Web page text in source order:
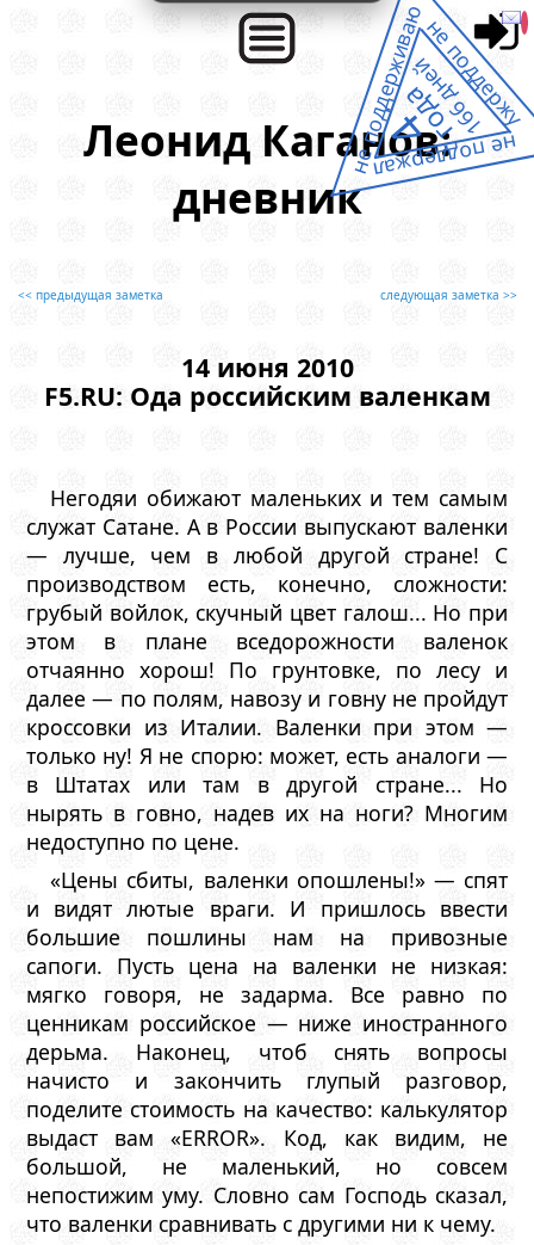
Леонид Каганов:
дневник
<< предыдущая заметка следующая заметка >>
14 июня 2010
F5.RU: Ода российским валенкам
Негодяи обижают маленьких и тем самым
служат Сатане. А в России выпускают валенки
— лучше, чем в любой другой стране! С
производством есть, конечно, сложности:
грубый войлок, скучный цвет галош... Но при
этом в плане вседорожности валенок
отчаянно хорош! По грунтовке, по лесу и
далее — по полям, навозу и говну не пройдут
кроссовки из Италии. Валенки при этом —
только ну! Я не спорю: может, есть аналоги —
в Штатах или там в другой стране... Но
нырять в говно, надев их на ноги? Многим
недоступно по цене.
«Цены сбиты, валенки опошлены!» — спят
и видят лютые враги. И пришлось ввести
большие пошлины нам на привозные
сапоги. Пусть цена на валенки не низкая:
мягко говоря, не задарма. Все равно по
ценникам российское — ниже иностранного
дерьма. Наконец, чтоб снять вопросы
начисто и закончить глупый разговор,
поделите стоимость на качество: калькулятор
выдаст вам «ERROR». Код, как видим, не
большой, не маленький, но совсем
непостижим уму. Словно сам Господь сказал,
что валенки сравнивать с другими ни к чему.
не поддержал
не поддерживаюне поддержу
4
года
166 дней